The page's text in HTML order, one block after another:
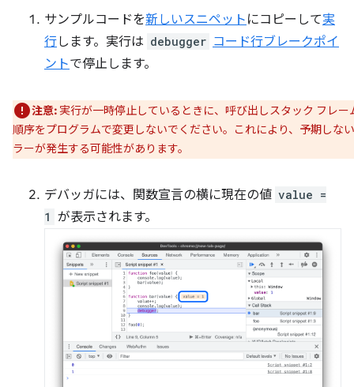
サンプルコードを新しいスニペット にコピーして実
行します。実行は debugger コード行ブレークポイ
ントで停止します。
注意:実行が一時停止しているときに、呼び出しスタック フレー
順序をプログラムで変更しないでください。これにより、予期しな
ラーが発生する可能性があります。
デバッガには、関数宣言の横に現在の値 value =
1 が表示されます。